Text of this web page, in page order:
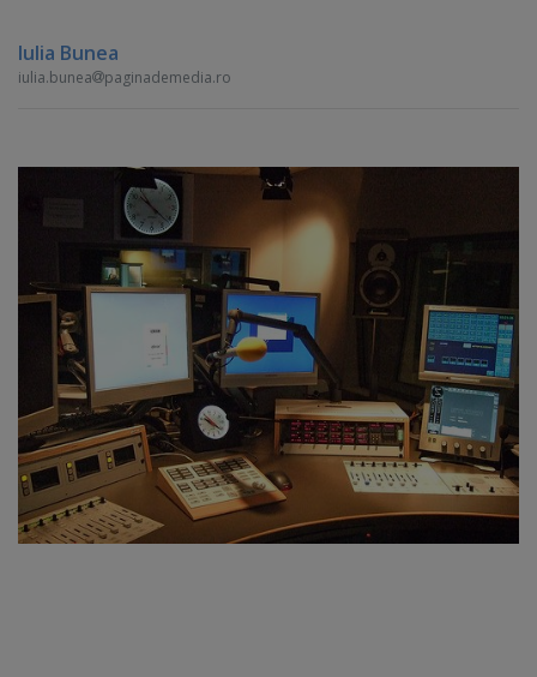
Iulia Bunea
iulia.bunea paginademedia.ro